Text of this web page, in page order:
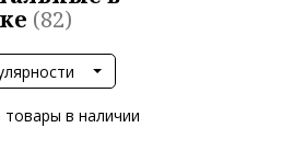
(82)
в наличии